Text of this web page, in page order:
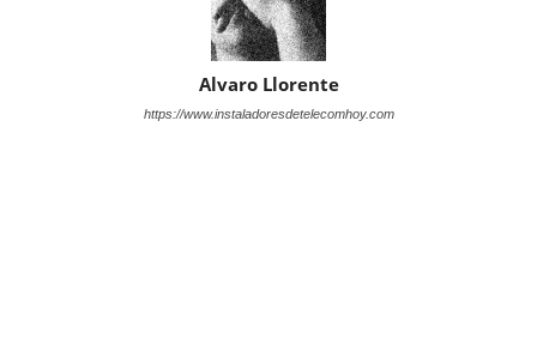
Alvaro Llorente
https://www.instaladoresdetelecomhoy.com